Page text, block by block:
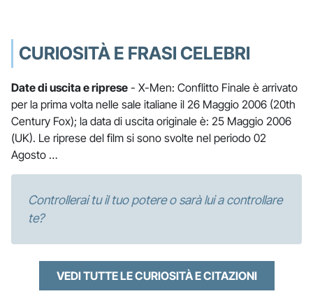
CURIOSITÀ E FRASI CELEBRI
Date di uscita e riprese - X-Men: Conflitto Finale è arrivato
per la prima volta nelle sale italiane il 26 Maggio 2006 (20th
Century Fox); la data di uscita originale è: 25 Maggio 2006
(UK). Le riprese del film si sono svolte nel periodo 02
Agosto …
Controllerai tu il tuo potere o sarà lui a controllare
te?
VEDI TUTTE LE CURIOSITÀ E CITAZIONI